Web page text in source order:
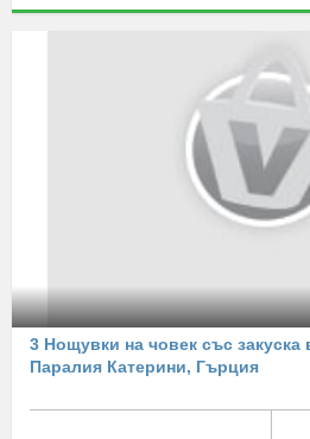
3 Нощувки на човек със закуска
Паралия Катерини, Гърция